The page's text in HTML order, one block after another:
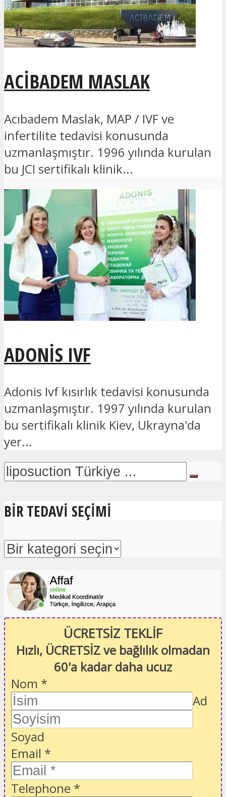
ACIBADEM MASLAK
Acıbadem Maslak, MAP / IVF ve
infertilite tedavisi konusunda
uzmanlaşmıştır. 1996 yılında kurulan
bu JCI sertifikalı klinik...
ADONIS IVF
Adonis Ivf kısırlık tedavisi konusunda
uzmanlaşmıştır. 1997 yılında kurulan
bu sertifikalı klinik Kiev, Ukrayna'da
yer...
BIR TEDAVI SEÇIMI
ÜCRETSİZ TEKLİF
Hızlı, ÜCRETSİZ ve bağlılık olmadan
60'a kadar daha ucuz
Nom *
Ad
Soyad
Email *
Telephone *